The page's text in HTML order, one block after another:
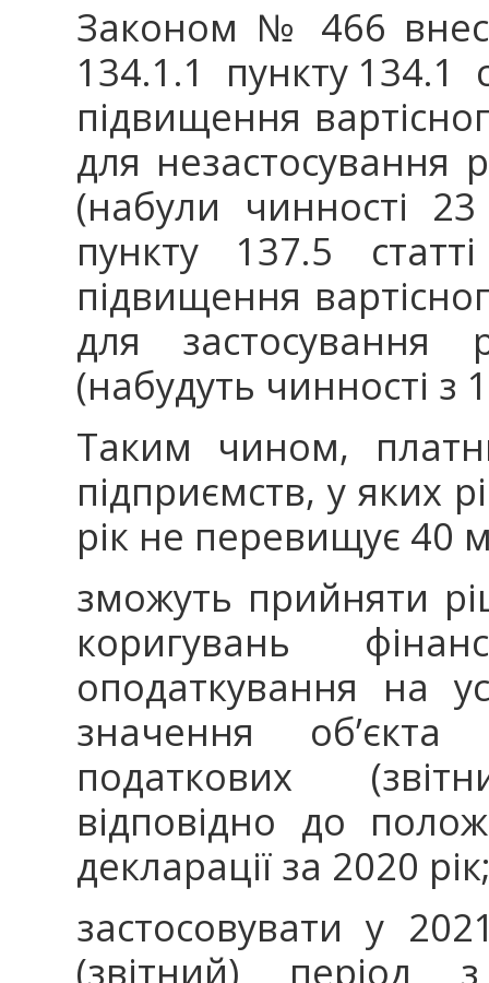
Законом № 466
134.1.1 пункту 134.1
підвищення
для незастосування
(набули чинності
пункту 137.5
підвищення
для застосування
(набудуть чинності з
Таким чином,
підприємств, у яких
рік не перевищує 40
зможуть прийняти
коригувань
оподаткування на
значення об’єкта
податкових
відповідно до
декларації за 2020
застосовувати у
(звітний) період